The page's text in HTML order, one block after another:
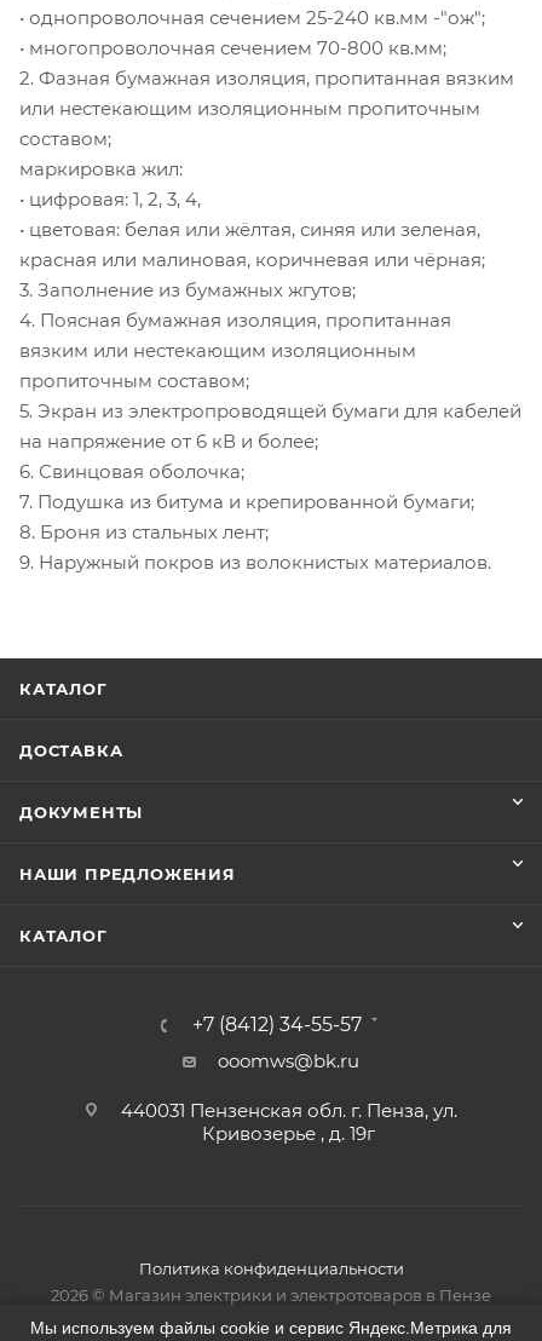
• однопроволочная сечением 25-240 кв.мм -"ож";
• многопроволочная сечением 70-800 кв.мм;
2. Фазная бумажная изоляция, пропитанная вязким
или нестекающим изоляционным пропиточным
составом;
маркировка жил:
• цифровая: 1, 2, 3, 4,
• цветовая: белая или жёлтая, синяя или зеленая,
красная или малиновая, коричневая или чёрная;
3. Заполнение из бумажных жгутов;
4. Поясная бумажная изоляция, пропитанная
вязким или нестекающим изоляционным
пропиточным составом;
5. Экран из электропроводящей бумаги для кабелей
на напряжение от 6 кВ и более;
6. Свинцовая оболочка;
7. Подушка из битума и крепированной бумаги;
8. Броня из стальных лент;
9. Наружный покров из волокнистых материалов.
КАТАЛОГ
ДОСТАВКА
ДОКУМЕНТЫ
НАШИ ПРЕДЛОЖЕНИЯ
КАТАЛОГ
+7 (8412) 34-55-57
ooomws@bk.ru
440031 Пензенская обл. г. Пенза, ул.
Кривозерье , д. 19г
Политика конфиденциальности
2026 © Магазин электрики и электротоваров в Пензе
Мы используем файлы cookie и сервис Яндекс.Метрика для